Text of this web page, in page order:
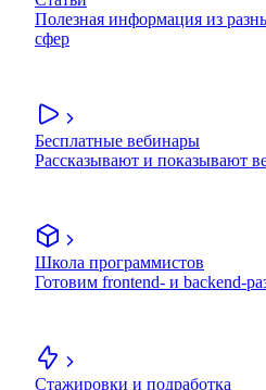
Полезная информация из
сфер
Бесплатные вебинары
Рассказывают и показывают
Школа программистов
Готовим frontend- и backend-
Стажировки и подработка